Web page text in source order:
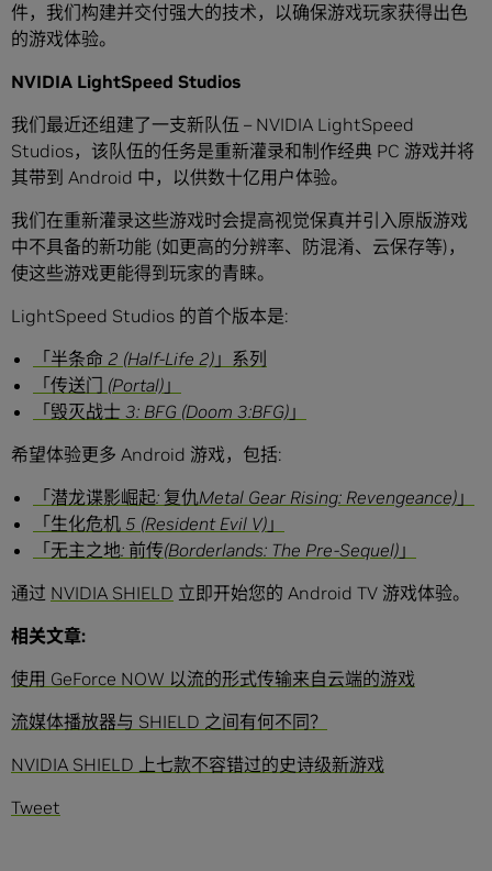
件，我们构建并交付强大的技术，以确保游戏玩家获得出色
的游戏体验。
NVIDIA LightSpeed Studios
我们最近还组建了一支新队伍 – NVIDIA LightSpeed
Studios，该队伍的任务是重新灌录和制作经典 PC 游戏并将
其带到 Android 中，以供数十亿用户体验。
我们在重新灌录这些游戏时会提高视觉保真并引入原版游戏
中不具备的新功能 (如更高的分辨率、防混淆、云保存等)，
使这些游戏更能得到玩家的青睐。
LightSpeed Studios 的首个版本是:
「半条命 2 (Half-Life 2) 」系列
「传送门 (Portal) 」
「毁灭战士 3: BFG (Doom 3:BFG) 」
希望体验更多 Android 游戏，包括:
「潜龙谍影崛起: 复仇Metal Gear Rising: Revengeance) 」
「生化危机 5 (Resident Evil V) 」
「无主之地: 前传(Borderlands: The Pre-Sequel) 」
通过 NVIDIA SHIELD 立即开始您的 Android TV 游戏体验。
相关文章:
使用 GeForce NOW 以流的形式传输来自云端的游戏
流媒体播放器与 SHIELD 之间有何不同？
NVIDIA SHIELD 上七款不容错过的史诗级新游戏
Tweet